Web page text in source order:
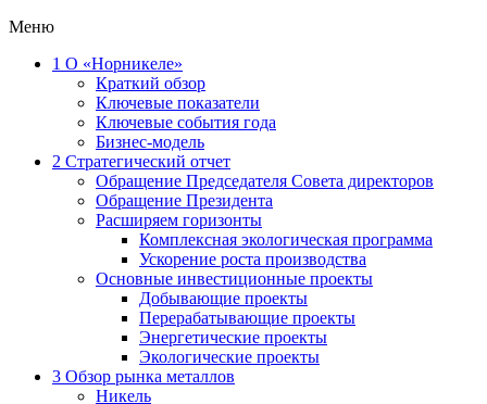
Меню
1 О «Норникеле»
Краткий обзор
Ключевые показатели
Ключевые события года
Бизнес-модель
2 Стратегический отчет
Обращение Председателя Совета директоров
Обращение Президента
Расширяем горизонты
Комплексная экологическая программа
Ускорение роста производства
Основные инвестиционные проекты
Добывающие проекты
Перерабатывающие проекты
Энергетические проекты
Экологические проекты
3 Обзор рынка металлов
Никель